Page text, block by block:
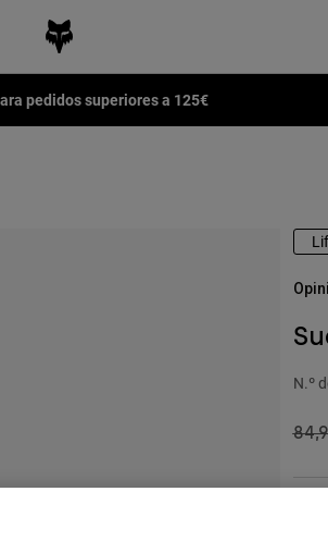
pedidos superiores a 125€
N.º